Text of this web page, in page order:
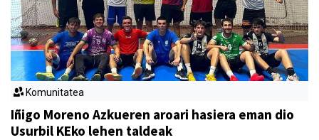
Komunitatea
Iñigo Moreno Azkueren aroari hasiera eman dio
Usurbil KEko lehen taldeak